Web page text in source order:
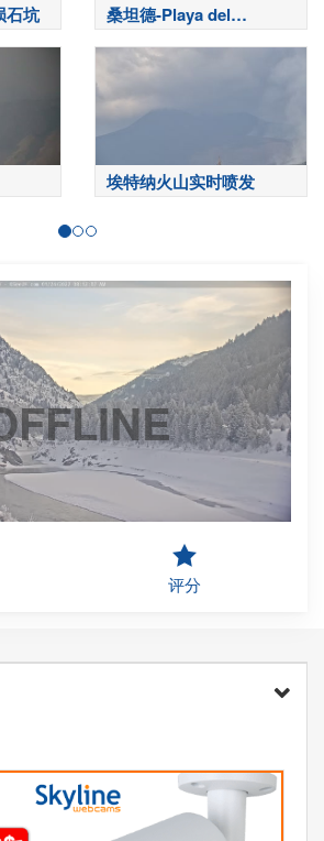
石坑
桑坦德-Playa del
Sardinero
埃特纳火山实时喷发
评分